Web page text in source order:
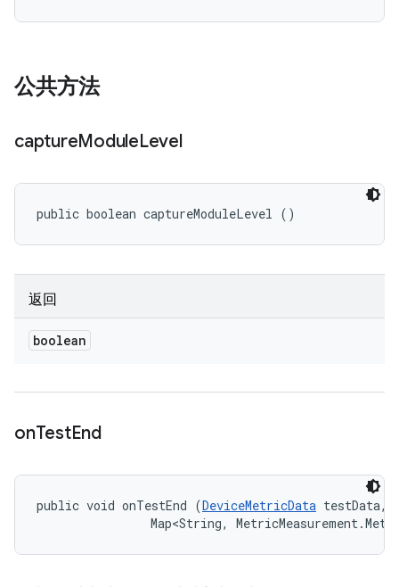
公共方法
captureModuleLevel
public boolean captureModuleLevel ()
返回
boolean
onTestEnd
public void onTestEnd (DeviceMetricData testData,
Map<String,